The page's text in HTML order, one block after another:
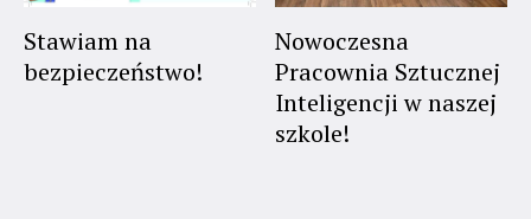
Stawiam na
bezpieczeństwo!
Nowoczesna
Pracownia Sztucznej
Inteligencji w naszej
szkole!